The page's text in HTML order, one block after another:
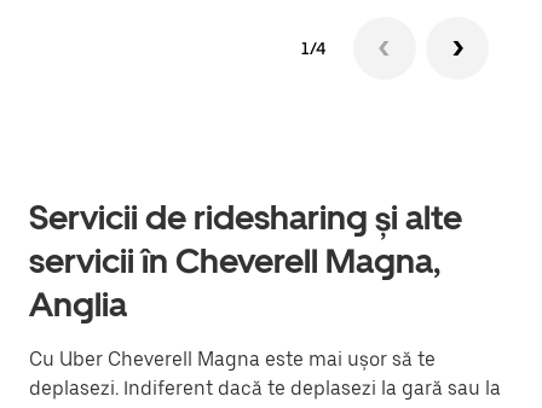
1/4
Servicii de ridesharing și alte
servicii în Cheverell Magna,
Anglia
Cu Uber Cheverell Magna este mai ușor să te
deplasezi. Indiferent dacă te deplasezi la gară sau la